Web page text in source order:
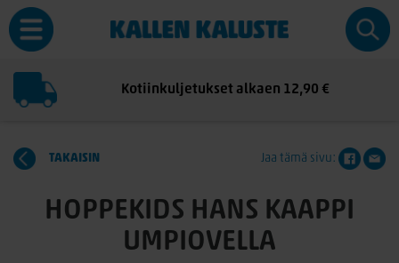
Kotiinkuljetukset alkaen 12,90 €
TAKAISIN Jaa tämä sivu:
HOPPEKIDS HANS KAAPPI
UMPIOVELLA